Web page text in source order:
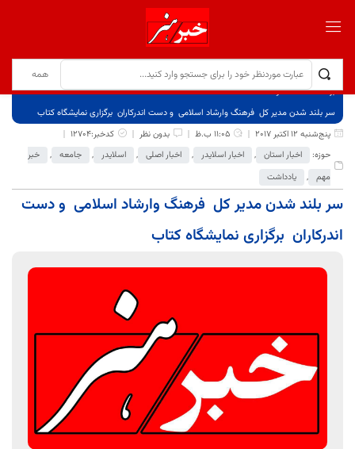
برگ نخست
نوشته‌ها
سر بلند شدن مدیر کل فرهنگ وارشاد اسلامی و دست اندرکاران برگزاری نمایشگاه کتاب
پنج‌شنبه 12 اکتبر 2017
11:05 ب.ظ بدون نظر
کدخبر:12704
حوزه:
اخبار استان , اخبار اسلایدر , اخبار اصلی , اسلایدر , جامعه ,
خبر
مهم , یادداشت
سر بلند شدن مدیر کل فرهنگ وارشاد اسلامی و دست
اندرکاران برگزاری نمایشگاه کتاب